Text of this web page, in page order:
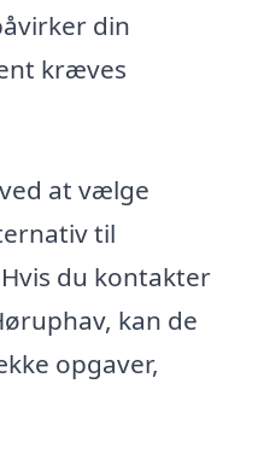
din
kræves
at vælge
til
du kontakter
kan de
opgaver,